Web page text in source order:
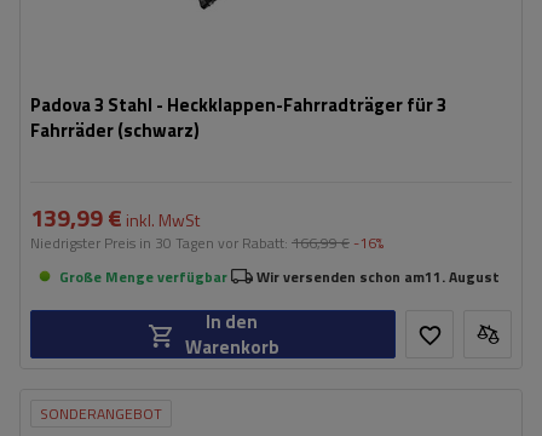
Padova 3 Stahl - Heckklappen-Fahrradträger für 3
Fahrräder (schwarz)
139,99 € inkl. MwSt
Niedrigster Preis in 30 Tagen vor Rabatt: 166,99 € -16%
Große Menge verfügbar
Wir versenden schon am11. August
In den
Warenkorb
SONDERANGEBOT